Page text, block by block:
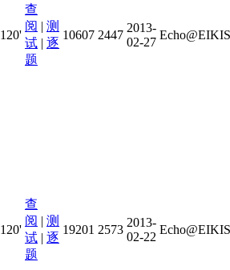
120'
查
阅 | 测
试 | 逐
题
10607 2447
2013-
02-27
120'
查
阅 | 测
试 | 逐
题
19201 2573
2013-
02-22